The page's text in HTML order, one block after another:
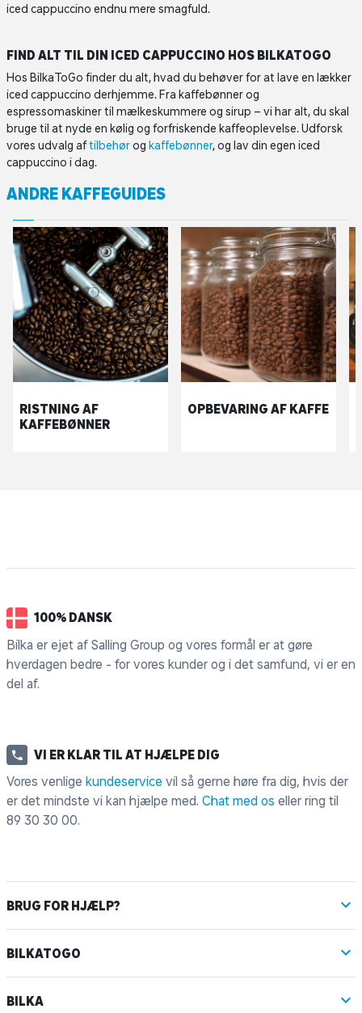
iced cappuccino endnu mere smagfuld.
FIND ALT TIL DIN ICED CAPPUCCINO HOS BILKATOGO
Hos BilkaToGo finder du alt, hvad du behøver for at lave en lækker
iced cappuccino derhjemme. Fra kaffebønner og
espressomaskiner til mælkeskummere og sirup – vi har alt, du skal
bruge til at nyde en kølig og forfriskende kaffeoplevelse. Udforsk
vores udvalg aftilbehørog kaffebønner, og lav din egen iced
cappuccino i dag.
ANDRE KAFFEGUIDES
RISTNING AF
KAFFEBØNNER
OPBEVARING AF KAFFE
100% DANSK
Bilka er ejet af Salling Group og vores formål er at gøre
hverdagen bedre - for vores kunder og i det samfund, vi er en
del af.
VI ER KLAR TIL AT HJÆLPE DIG
Vores venlige kundeservice vil så gerne høre fra dig, hvis der
er det mindste vi kan hjælpe med. Chat med os eller ring til
89 30 30 00.
BRUG FOR HJÆLP?
BILKATOGO
BILKA